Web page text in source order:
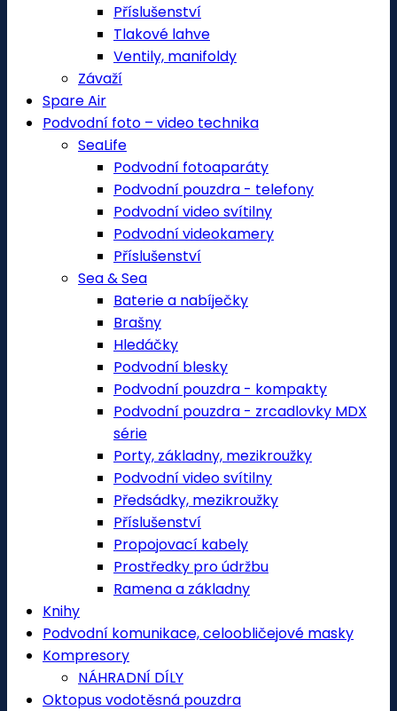
Příslušenství
Tlakové lahve
Ventily, manifoldy
Závaží
Spare Air
Podvodní foto – video technika
SeaLife
Podvodní fotoaparáty
Podvodní pouzdra - telefony
Podvodní video svítilny
Podvodní videokamery
Příslušenství
Sea & Sea
Baterie a nabíječky
Brašny
Hledáčky
Podvodní blesky
Podvodní pouzdra - kompakty
Podvodní pouzdra - zrcadlovky MDX
série
Porty, základny, mezikroužky
Podvodní video svítilny
Předsádky, mezikroužky
Příslušenství
Propojovací kabely
Prostředky pro údržbu
Ramena a základny
Knihy
Podvodní komunikace, celoobličejové masky
Kompresory
NÁHRADNÍ DÍLY
Oktopus vodotěsná pouzdra